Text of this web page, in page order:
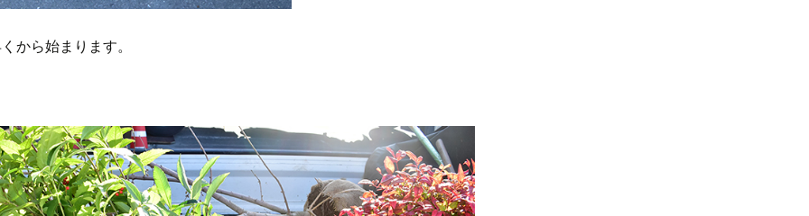
から始まります。